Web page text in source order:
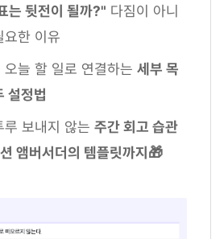
는 뒷전이 될까?" 다짐이 아니
요한 이유
오늘 할 일로 연결하는 세부 목
설정법
루 보내지 않는 주간 회고 습관
앰버서더의 템플릿까지🎁